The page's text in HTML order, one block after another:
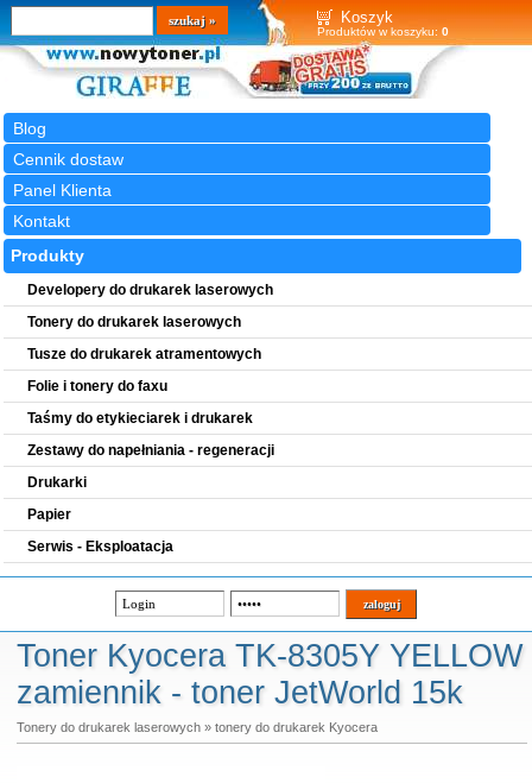
Koszyk
Produktów w koszyku: 0
Blog
Cennik dostaw
Panel Klienta
Kontakt
Wyszukiwarka
szukaj
Produkty
Developery do drukarek laserowych
Tonery do drukarek laserowych
Tusze do drukarek atramentowych
Folie i tonery do faxu
Taśmy do etykieciarek i drukarek
Zestawy do napełniania - regeneracji
Drukarki
Papier
Serwis - Eksploatacja
Toner Kyocera TK-8305Y YELLOW
zamiennik - toner JetWorld 15k
Tonery do drukarek laserowych» tonery do drukarek Kyocera